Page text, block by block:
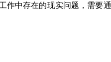
作中存在的现实问题，需要